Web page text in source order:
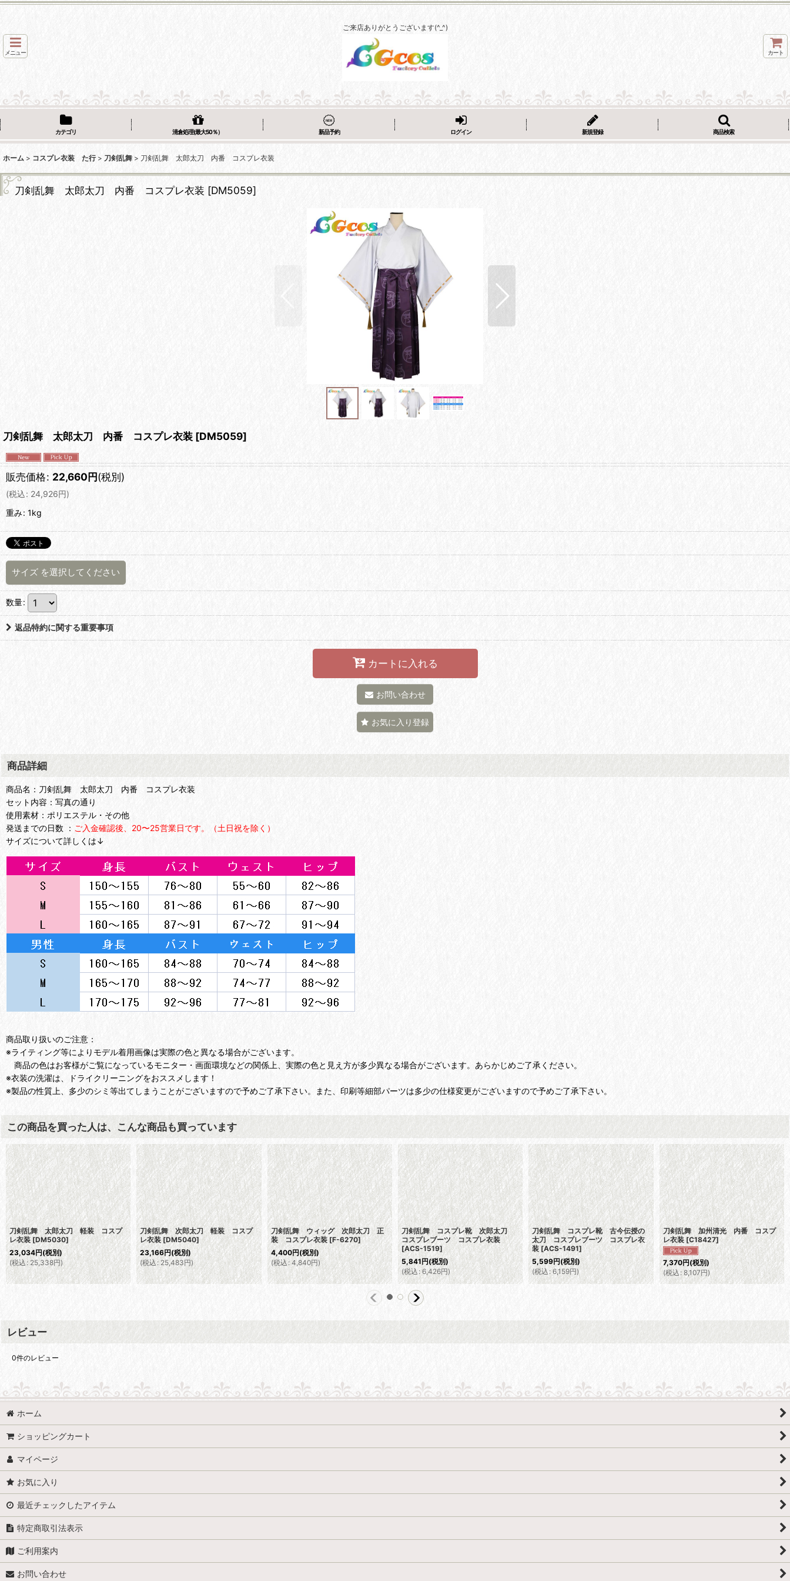
ご来店ありがとうございます(^_^)
メニュー カート
カテゴリ 清倉処理(最大50％） 新品予約 ログイン 新規登録 商品検索
ホーム > コスプレ衣装 た行 > 刀剣乱舞 > 刀剣乱舞 太郎太刀 内番 コスプレ衣装
刀剣乱舞 太郎太刀 内番 コスプレ衣装 [DM5059]
刀剣乱舞 太郎太刀 内番 コスプレ衣装 [DM5059]
販売価格: 22,660円(税別)
(税込: 24,926円)
重み: 1kg
サイズ を選択してください
数量:
返品特約に関する重要事項
カートに入れる
お問い合わせ
お気に入り登録
商品詳細
商品名：刀剣乱舞 太郎太刀 内番 コスプレ衣装
セット内容：写真の通り
使用素材：ポリエステル・その他
発送までの日数 ： ご入金確認後、20〜25営業日です。（土日祝を除く）
サイズについて詳しくは↓
商品取り扱いのご注意：
※ライティング等によりモデル着用画像は実際の色と異なる場合がございます。
商品の色はお客様がご覧になっているモニター・画面環境などの関係上、実際の色と見え方が多少異なる場合がございます。あらかじめご了承ください。
※衣装の洗濯は、ドライクリーニングをおススメします！
※製品の性質上、多少のシミ等出てしまうことがございますので予めご了承下さい。また、印刷等細部パーツは多少の仕様変更がございますので予めご了承下さい。
この商品を買った人は、こんな商品も買っています
刀剣乱舞 太郎太刀 軽装 コスプ
レ衣装 [DM5030]
23,034円(税別)
(税込 : 25,338円)
刀剣乱舞 次郎太刀 軽装 コスプ
レ衣装 [DM5040]
23,166円(税別)
(税込: 25,483円)
刀剣乱舞 ウィッグ 次郎太刀 正
装 コスプレ衣装 [F-6270]
4,400円(税別)
(税込 : 4,840円)
刀剣乱舞 コスプレ靴 次郎太刀
コスプレブーツ コスプレ衣装
[ACS-1519]
5,841円(税別)
(税込 : 6,426円)
刀剣乱舞 コスプレ靴 古今伝授の
太刀 コスプレブーツ コスプレ衣
装 [ACS-1491]
5,599円(税別)
(税込 : 6,159円)
刀剣乱舞 加州清光 内番 コスプ
レ衣装 [C18427]
7,370円(税別)
(税込 : 8,107円)
レビュー
0件のレビュー
ホーム
ショッピングカート
マイページ
お気に入り
最近チェックしたアイテム
特定商取引法表示
ご利用案内
お問い合わせ